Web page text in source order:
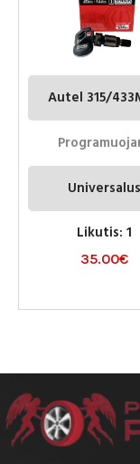
Autel 315/
Universalus
Likutis: 1
35.00€